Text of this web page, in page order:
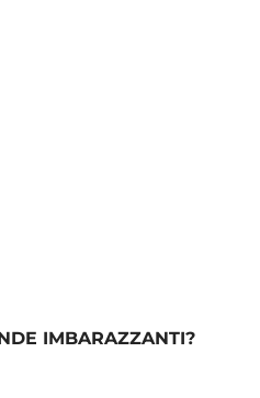
IMBARAZZANTI?